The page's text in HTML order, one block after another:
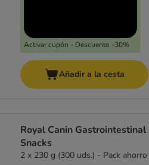
Activar cupón - Descuento -30%
Añadir a la cesta
Royal Canin Gastrointestinal
Snacks
2 x 230 g (300 uds.) - Pack ahorro